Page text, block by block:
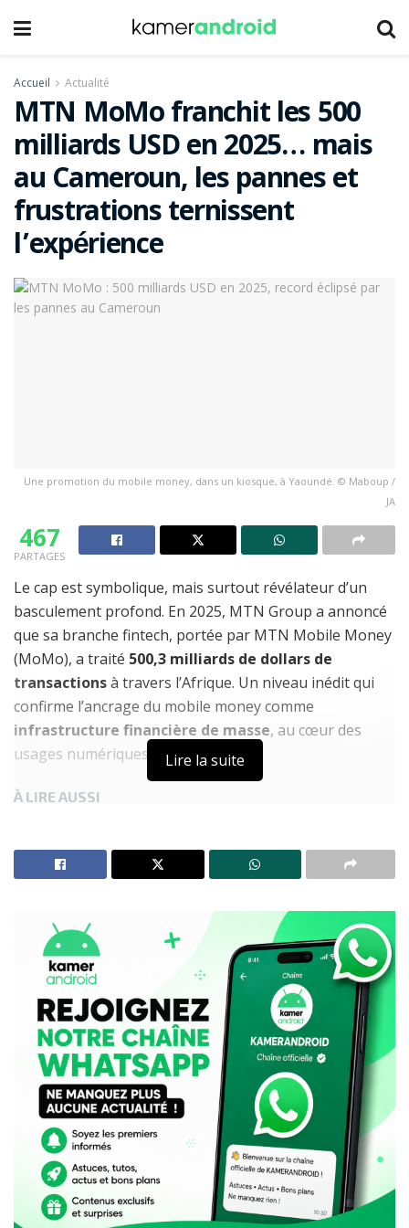
Accueil Actualité
MTN MoMo franchit les 500
milliards USD en 2025… mais
au Cameroun, les pannes et
frustrations ternissent
l’expérience
Une promotion du mobile money, dans un kiosque, à Yaoundé. © Maboup /
JA
467
PARTAGES
Le cap est symbolique, mais surtout révélateur d’un
basculement profond. En 2025, MTN Group a annoncé
que sa branche fintech, portée par MTN Mobile Money
(MoMo), a traité 500,3 milliards de dollars de
transactionsà travers l’Afrique. Un niveau inédit qui
confirme l’ancrage du mobile money comme
infrastructure financière de masse, au cœur des
usages numériques du continent.
À LIRE AUSSI
MTN Cameroun lance le portail ONE
pourquoi MTN a retiré son « WhatsApp africain » du
Google Play Store
À première vue, la performance impressionne.
Pourtant, derrière cette dynamique continentale, une
réalité plus contrastée se dessine — notamment au
Cameroun, où l’expérience utilisateur continue de
susciter des critiques récurrentes.
Un record historique… à bien
Lire la suite